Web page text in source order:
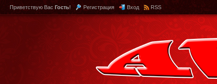
Приветствую Вас Гость! Регистрация Вход RSS